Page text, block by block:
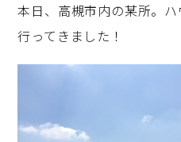
本日、高槻市内の某所。
行ってきました！